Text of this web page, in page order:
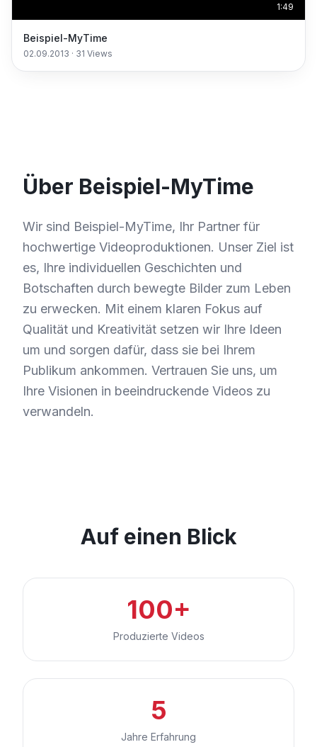
1:49
Beispiel-MyTime
02.09.2013 · 31 Views
Über Beispiel-MyTime
Wir sind Beispiel-MyTime, Ihr Partner für
hochwertige Videoproduktionen. Unser Ziel ist
es, Ihre individuellen Geschichten und
Botschaften durch bewegte Bilder zum Leben
zu erwecken. Mit einem klaren Fokus auf
Qualität und Kreativität setzen wir Ihre Ideen
um und sorgen dafür, dass sie bei Ihrem
Publikum ankommen. Vertrauen Sie uns, um
Ihre Visionen in beeindruckende Videos zu
verwandeln.
Auf einen Blick
100+
Produzierte Videos
5
Jahre Erfahrung